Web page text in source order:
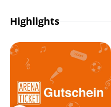
Highlights